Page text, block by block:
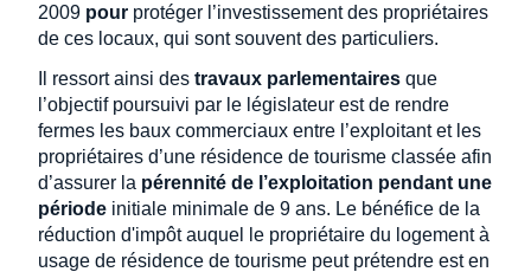
2009 pour protéger l’investissement des propriétaires
de ces locaux, qui sont souvent des particuliers.
Il ressort ainsi des travaux parlementaires que
l’objectif poursuivi par le législateur est de rendre
fermes les baux commerciaux entre l’exploitant et les
propriétaires d’une résidence de tourisme classée afin
d’assurer la pérennité de l’exploitation pendant une
période initiale minimale de 9 ans. Le bénéfice de la
réduction d'impôt auquel le propriétaire du logement à
usage de résidence de tourisme peut prétendre est en